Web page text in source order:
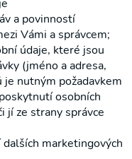
a povinností
Vámi a správcem;
údaje, které jsou
(jméno a adresa,
nutným požadavkem
osobních
jí ze strany správce
marketingových